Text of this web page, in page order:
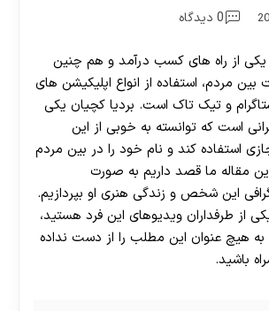
0 دیدگاه
یکی از راه های کسب درآمد و هم چنین
بین مردم، استفاده از انواع اپلیکیشن های
و تیک تاک است. بردیا کچیان یکی
است که توانسته به خوبی از این
استفاده کند و نام خود را در بین مردم
مقاله ما قصد داریم به صورت
این شخص و زندگی هنری او بپردازیم.
از طرفداران ویدیوهای این فرد هستید،
هیچ عنوان این مطلب را از دست نداده
باشید.